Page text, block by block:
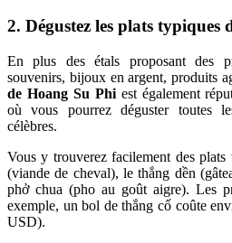
2. Dégustez les plats typiques
En plus des étals proposant des
souvenirs, bijoux en argent, produits
de Hoang Su Phiest également
où vous pourrez déguster toutes
célèbres.
Vous y trouverez facilement des
(viande de cheval), le thắng dền
phở chua (pho au goût aigre). Les
exemple, un bol de thắng cố coûte
USD).